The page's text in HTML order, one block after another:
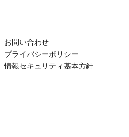
お問い合わせ
プライバシーポリシー
情報セキュリティ基本方針